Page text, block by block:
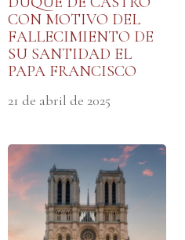
CON MOTIVO DEL
FALLECIMIENTO DE
SU SANTIDAD EL
PAPA FRANCISCO
21 de abril de 2025